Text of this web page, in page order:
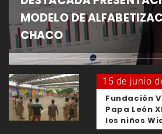
MODELO DE
CHACO
15 de junio
Fundación
Papa León
los niños